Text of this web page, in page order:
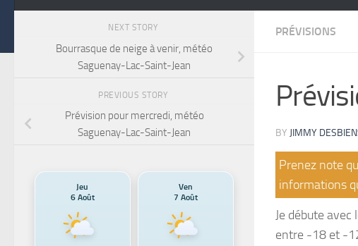
PRÉVISIONS
BY JIMMY
Prenez note
informations
Je débute
entre -18 et -
NEXT STORY
Bourrasque de neige à venir, météo
Saguenay-Lac-Saint-Jean
PREVIOUS STORY
Prévision pour mercredi, météo
Saguenay-Lac-Saint-Jean
Jeu
6 Août
Ven
7 Août